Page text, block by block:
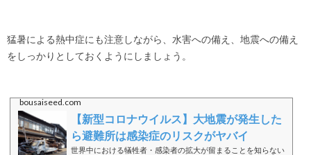
猛暑による熱中症にも注意しながら、水害への備え、地震への備え
をしっかりとしておくようにしましょう。
bousaiseed.com
【新型コロナウイルス】大地震が発生した
ら避難所は感染症のリスクがヤバイ
世界中における犠牲者・感染者の拡大が留まることを知らない